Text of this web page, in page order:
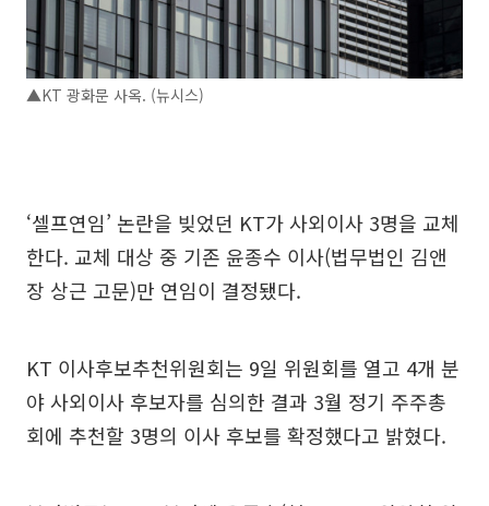
▲KT 광화문 사옥. (뉴시스)
‘셀프연임’ 논란을 빚었던 KT가 사외이사 3명을 교체
한다. 교체 대상 중 기존 윤종수 이사(법무법인 김앤
장 상근 고문)만 연임이 결정됐다.
KT 이사후보추천위원회는 9일 위원회를 열고 4개 분
야 사외이사 후보자를 심의한 결과 3월 정기 주주총
회에 추천할 3명의 이사 후보를 확정했다고 밝혔다.